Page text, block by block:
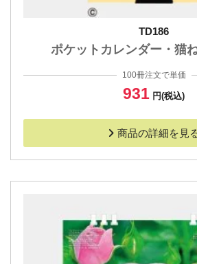
TD186
ポケットカレンダー・猫
100冊注文で単価
931 円(税込)
商品の詳細を見